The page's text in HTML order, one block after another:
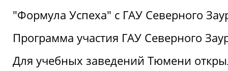
"Формула Успеха" с ГАУ Северного
Программа участия ГАУ Северного
Для учебных заведений Тюмени